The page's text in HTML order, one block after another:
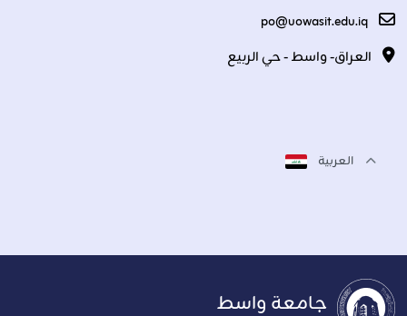
po@uowasit.edu.iq
العراق- واسط - حي الربيع
العربية
جامعة واسط